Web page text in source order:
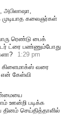
அபிலாஷா,
கலைஞர்கள்
ரெண்டு பைக்
ட்ரை பண்ணும்போது
1:29 pm
கிளைமாக்ஸ் வரை
கேள்வி
ஊன்றி படிக்க
செய்தித்தாளில்